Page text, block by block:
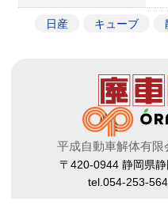
日産 キューブ
平成自動車解体有
〒420-0944 静岡県
tel.054-253-